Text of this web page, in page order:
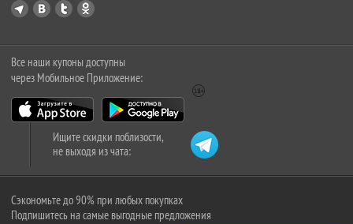
Все наши купоны доступны
через Мобильное Приложение:
Ищите скидки поблизости,
не выходя из чата:
Сэкономьте до 90% при любых покупках
Подпишитесь на самые выгодные предложения